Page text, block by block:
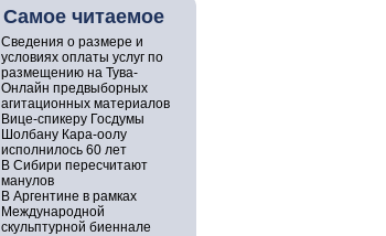
Самое читаемое
Сведения о размере и
условиях оплаты услуг по
размещению на Тува-
Онлайн предвыборных
агитационных материалов
Вице-спикеру Госдумы
Шолбану Кара-оолу
исполнилось 60 лет
В Сибири пересчитают
манулов
В Аргентине в рамках
Международной
скульптурной биеннале